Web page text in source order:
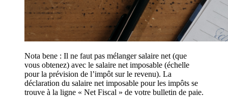
Nota bene : Il ne faut pas mélanger salaire net (que
vous obtenez) avec le salaire net imposable (échelle
pour la prévision de l’impôt sur le revenu). La
déclaration du salaire net imposable pour les impôts se
trouve à la ligne « Net Fiscal » de votre bulletin de paie.